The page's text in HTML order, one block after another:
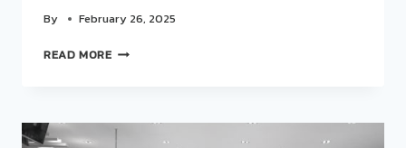
การ
และ
By February 26, 2025
READ MOREกิจกรรม
สาระ”